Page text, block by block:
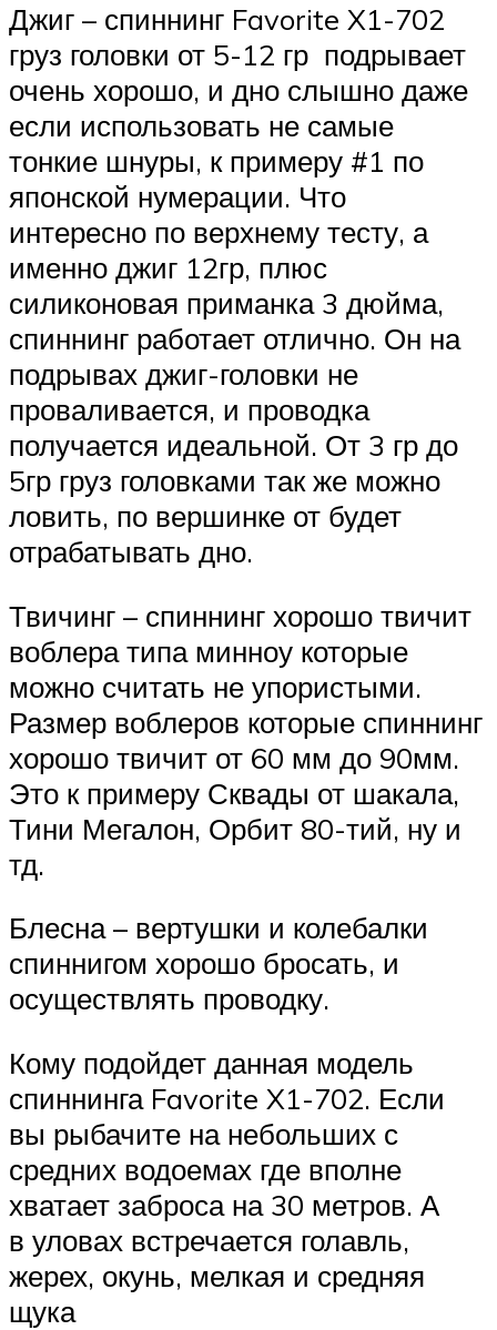
Джиг – спиннинг Favorite X1-702
груз головки от 5-12 гр подрывает
очень хорошо, и дно слышно даже
если использовать не самые
тонкие шнуры, к примеру #1 по
японской нумерации. Что
интересно по верхнему тесту, а
именно джиг 12гр, плюс
силиконовая приманка 3 дюйма,
спиннинг работает отлично. Он на
подрывах джиг-головки не
проваливается, и проводка
получается идеальной. От 3 гр до
5гр груз головками так же можно
ловить, по вершинке от будет
отрабатывать дно.
Твичинг – спиннинг хорошо твичит
воблера типа минноу которые
можно считать не упористыми.
Размер воблеров которые спиннинг
хорошо твичит от 60 мм до 90мм.
Это к примеру Сквады от шакала,
Тини Мегалон, Орбит 80-тий, ну и
тд.
Блесна – вертушки и колебалки
спиннигом хорошо бросать, и
осуществлять проводку.
Кому подойдет данная модель
спиннинга Favorite X1-702. Если
вы рыбачите на небольших с
средних водоемах где вполне
хватает заброса на 30 метров. А
в уловах встречается голавль,
жерех, окунь, мелкая и средняя
щука